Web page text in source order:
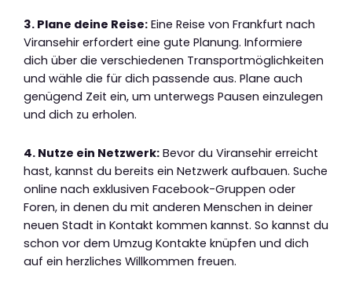
3. Plane deine Reise: Eine Reise von Frankfurt nach
Viransehir erfordert eine gute Planung. Informiere
dich über die verschiedenen Transportmöglichkeiten
und wähle die für dich passende aus. Plane auch
genügend Zeit ein, um unterwegs Pausen einzulegen
und dich zu erholen.
4. Nutze ein Netzwerk: Bevor du Viransehir erreicht
hast, kannst du bereits ein Netzwerk aufbauen. Suche
online nach exklusiven Facebook-Gruppen oder
Foren, in denen du mit anderen Menschen in deiner
neuen Stadt in Kontakt kommen kannst. So kannst du
schon vor dem Umzug Kontakte knüpfen und dich
auf ein herzliches Willkommen freuen.